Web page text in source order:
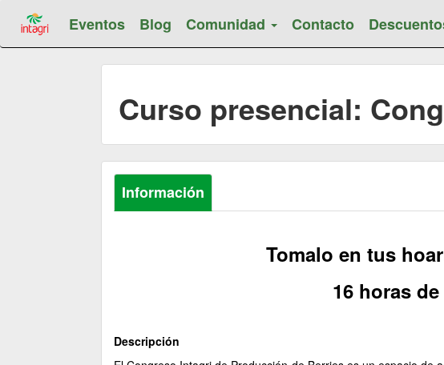
Eventos Blog Comunidad Contacto
Curso presencial:
Información
Tomalo en tus
16 horas
Descripción